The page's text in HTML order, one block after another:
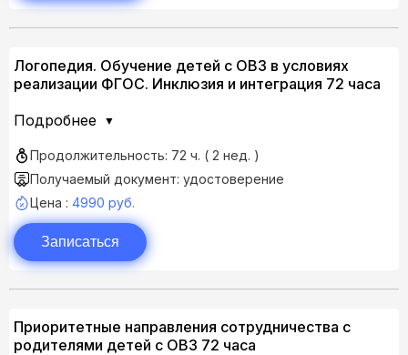
Логопедия. Обучение детей с ОВЗ в условиях
реализации ФГОС. Инклюзия и интеграция 72 часа
Подробнее
Продолжительность: 72 ч. ( 2 нед. )
Получаемый документ: удостоверение
Цена : 4990 руб.
Записаться
Приоритетные направления сотрудничества с
родителями детей с ОВЗ 72 часа